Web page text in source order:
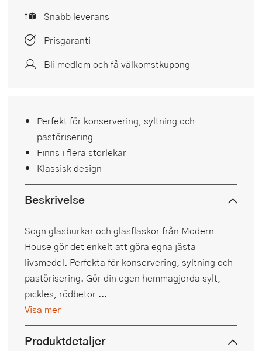
Snabb leverans
Prisgaranti
Bli medlem och få välkomstkupong
Perfekt för konservering, syltning och
pastörisering
Finns i flera storlekar
Klassisk design
Beskrivelse
Sogn glasburkar och glasflaskor från Modern
House gör det enkelt att göra egna jästa
livsmedel. Perfekta för konservering, syltning och
pastörisering. Gör din egen hemmagjorda sylt,
pickles, rödbetor ...
Visa mer
Produktdetaljer